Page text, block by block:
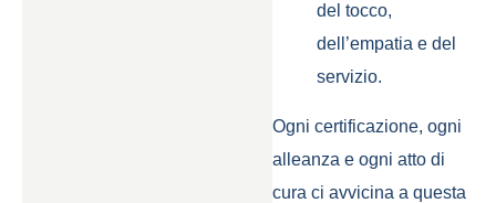
del tocco,
dell’empatia e del
servizio.
Ogni certificazione, ogni
alleanza e ogni atto di
cura ci avvicina a questa